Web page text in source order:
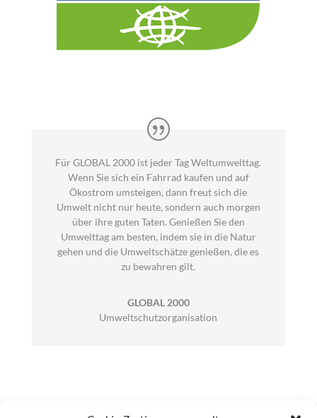
Für GLOBAL 2000 ist jeder Tag Weltumwelttag.
Wenn Sie sich ein Fahrrad kaufen und auf
Ökostrom umsteigen, dann freut sich die
Umwelt nicht nur heute, sondern auch morgen
über ihre guten Taten. Genießen Sie den
Umwelttag am besten, indem sie in die Natur
gehen und die Umweltschätze genießen, die es
zu bewahren gilt.
GLOBAL 2000
Umweltschutzorganisation